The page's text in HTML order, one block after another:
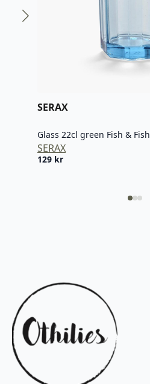
SERAX
Glass 22cl green Fish & Fish
SERAX
129 kr